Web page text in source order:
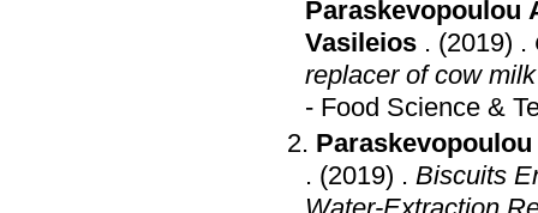
Paraskevopoulou
Vasileios . (2019) .
replacer of cow
- Food Science &
. (2019) . Biscuits